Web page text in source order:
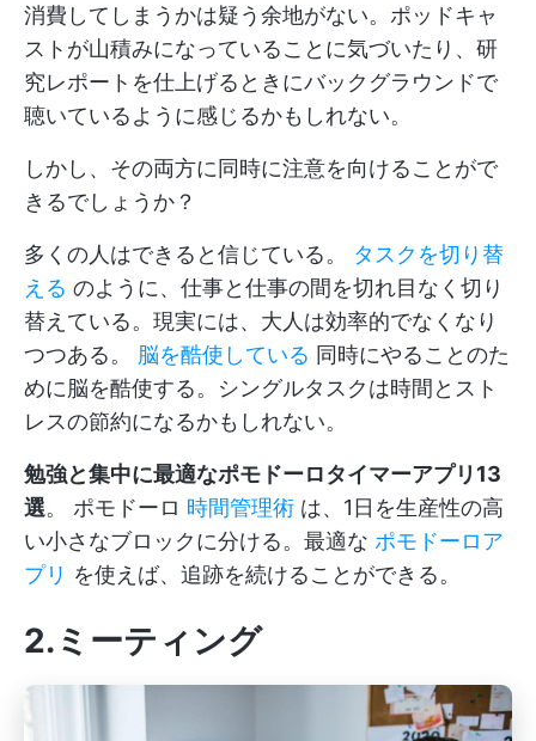
消費してしまうかは疑う余地がない。ポッドキャ
ストが山積みになっていることに気づいたり、研
究レポートを仕上げるときにバックグラウンドで
聴いているように感じるかもしれない。
しかし、その両方に同時に注意を向けることがで
きるでしょうか？
多くの人はできると信じている。 タスクを切り替
える のように、仕事と仕事の間を切れ目なく切り
替えている。現実には、大人は効率的でなくなり
つつある。 脳を酷使している 同時にやることのた
めに脳を酷使する。シングルタスクは時間とスト
レスの節約になるかもしれない。
勉強と集中に最適なポモドーロタイマーアプリ13
選。 ポモドーロ 時間管理術 は、1日を生産性の高
い小さなブロックに分ける。最適な ポモドーロア
プリ を使えば、追跡を続けることができる。
2.ミーティング